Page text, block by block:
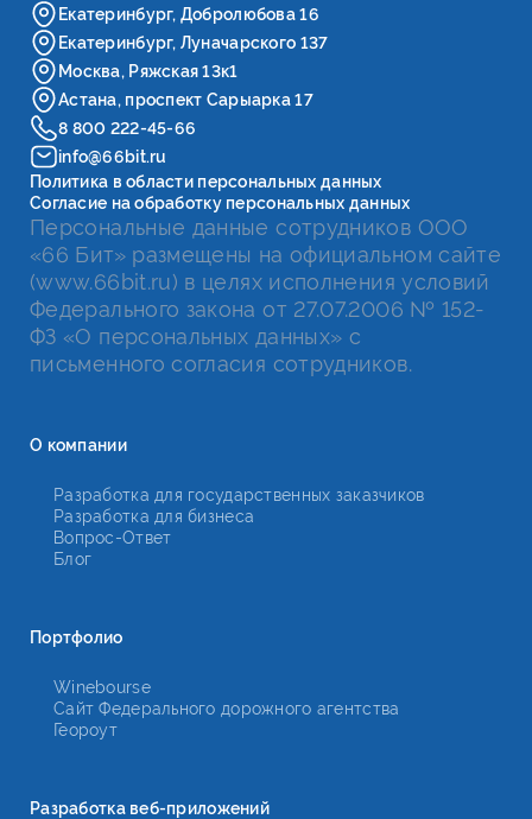
Екатеринбург, Добролюбова 16
Екатеринбург, Луначарского 137
Москва, Ряжская 13к1
Астана, проспект Сарыарка 17
8 800 222-45-66
info@66bit.ru
Политика в области персональных данных
Согласие на обработку персональных данных
Персональные данные сотрудников ООО
«66 Бит» размещены на официальном сайте
(www.66bit.ru) в целях исполнения условий
Федерального закона от 27.07.2006 № 152-
ФЗ «О персональных данных» с
письменного согласия сотрудников.
О компании
Разработка для государственных заказчиков
Разработка для бизнеса
Вопрос-Ответ
Блог
Портфолио
Winebourse
Сайт Федерального дорожного агентства
Геороут
Разработка веб-приложений